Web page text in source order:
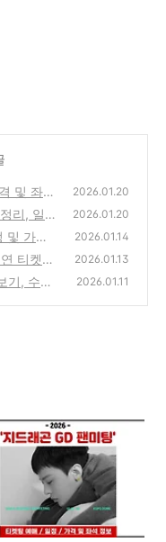
및 좌석
NC
2026.01.20
리, 일정
2026.01.20
및 가격
[T
2026.01.14
티켓팅
(幾田り
2026.01.13
기, 수상
2026.01.11